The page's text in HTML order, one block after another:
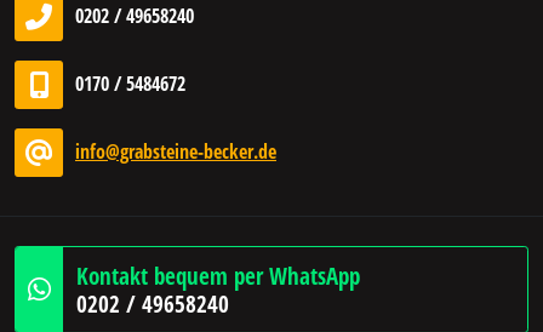
0202 / 49658240
0170 / 5484672
info@grabsteine-becker.de
Kontakt bequem per WhatsApp
0202 / 49658240